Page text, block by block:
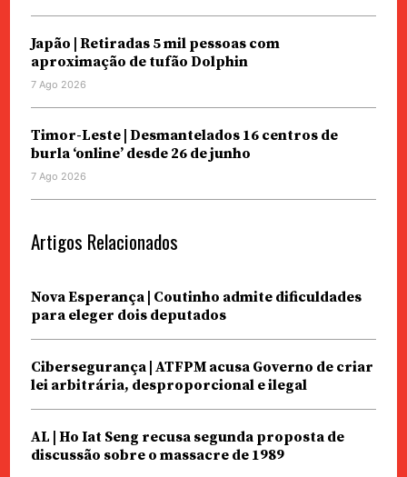
Japão | Retiradas 5 mil pessoas com
aproximação de tufão Dolphin
7 Ago 2026
Timor-Leste | Desmantelados 16 centros de
burla ‘online’ desde 26 de junho
7 Ago 2026
Artigos Relacionados
Nova Esperança | Coutinho admite dificuldades
para eleger dois deputados
Cibersegurança | ATFPM acusa Governo de criar
lei arbitrária, desproporcional e ilegal
AL | Ho Iat Seng recusa segunda proposta de
discussão sobre o massacre de 1989